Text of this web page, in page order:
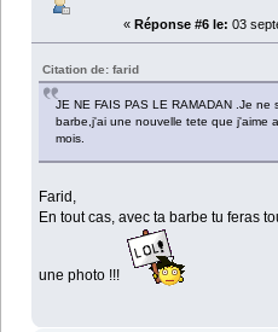
« Réponse #6 le: 03
Citation de: farid
JE NE FAIS PAS LE RAMADAN .Je ne
barbe,j'ai une nouvelle tete que j'aime
mois.
Farid,
En tout cas, avec ta barbe tu feras
une photo !!!